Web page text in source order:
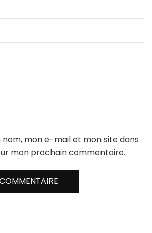
mon e-mail et mon site dans
mon prochain commentaire.